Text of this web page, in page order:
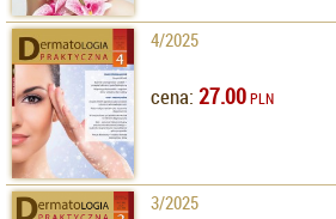
4/2025
cena: 27.00PLN
3/2025